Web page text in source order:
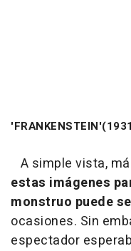
A simple vista,
estas imágenes
monstruo puede
ocasiones. Sin
espectador